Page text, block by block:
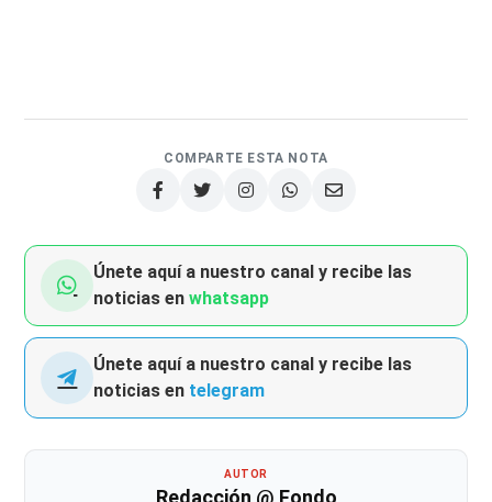
COMPARTE ESTA NOTA
Únete aquí a nuestro canal y recibe las
noticias enwhatsapp
Únete aquí a nuestro canal y recibe las
noticias en telegram
AUTOR
Redacción @ Fondo